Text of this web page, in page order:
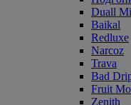
Duall
Baikal
Redluxe
Narcoz
Trava
Bad
Fruit
Zenith